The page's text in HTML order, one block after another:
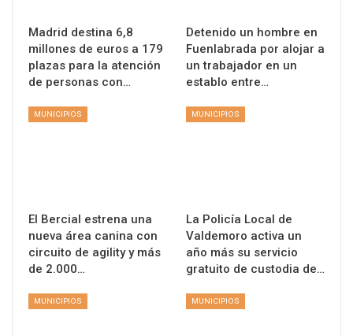
Madrid destina 6,8
millones de euros a 179
plazas para la atención
de personas con…
Detenido un hombre en
Fuenlabrada por alojar a
un trabajador en un
establo entre…
MUNICIPIOS
El Bercial estrena una
nueva área canina con
circuito de agility y más
de 2.000…
MUNICIPIOS
La Policía Local de
Valdemoro activa un
año más su servicio
gratuito de custodia de…
MUNICIPIOS MUNICIPIOS